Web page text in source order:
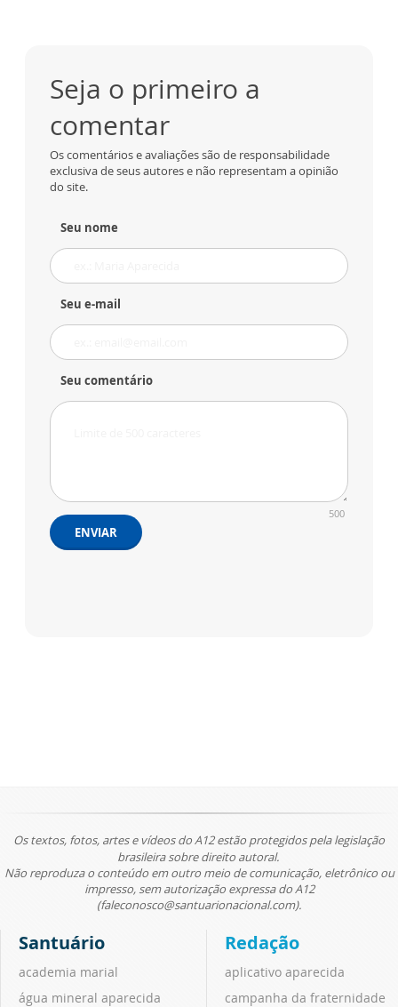
Seja o primeiro a
comentar
Os comentários e avaliações são de responsabilidade
exclusiva de seus autores e não representam a opinião
do site.
Seu nome
Seu e-mail
Seu comentário
500
ENVIAR
Os textos, fotos, artes e vídeos do A12 estão protegidos pela legislação
brasileira sobre direito autoral.
Não reproduza o conteúdo em outro meio de comunicação, eletrônico ou
impresso, sem autorização expressa do A12
(faleconosco@santuarionacional.com).
Santuário
academia marial
água mineral aparecida
Redação
aplicativo aparecida
campanha da fraternidade